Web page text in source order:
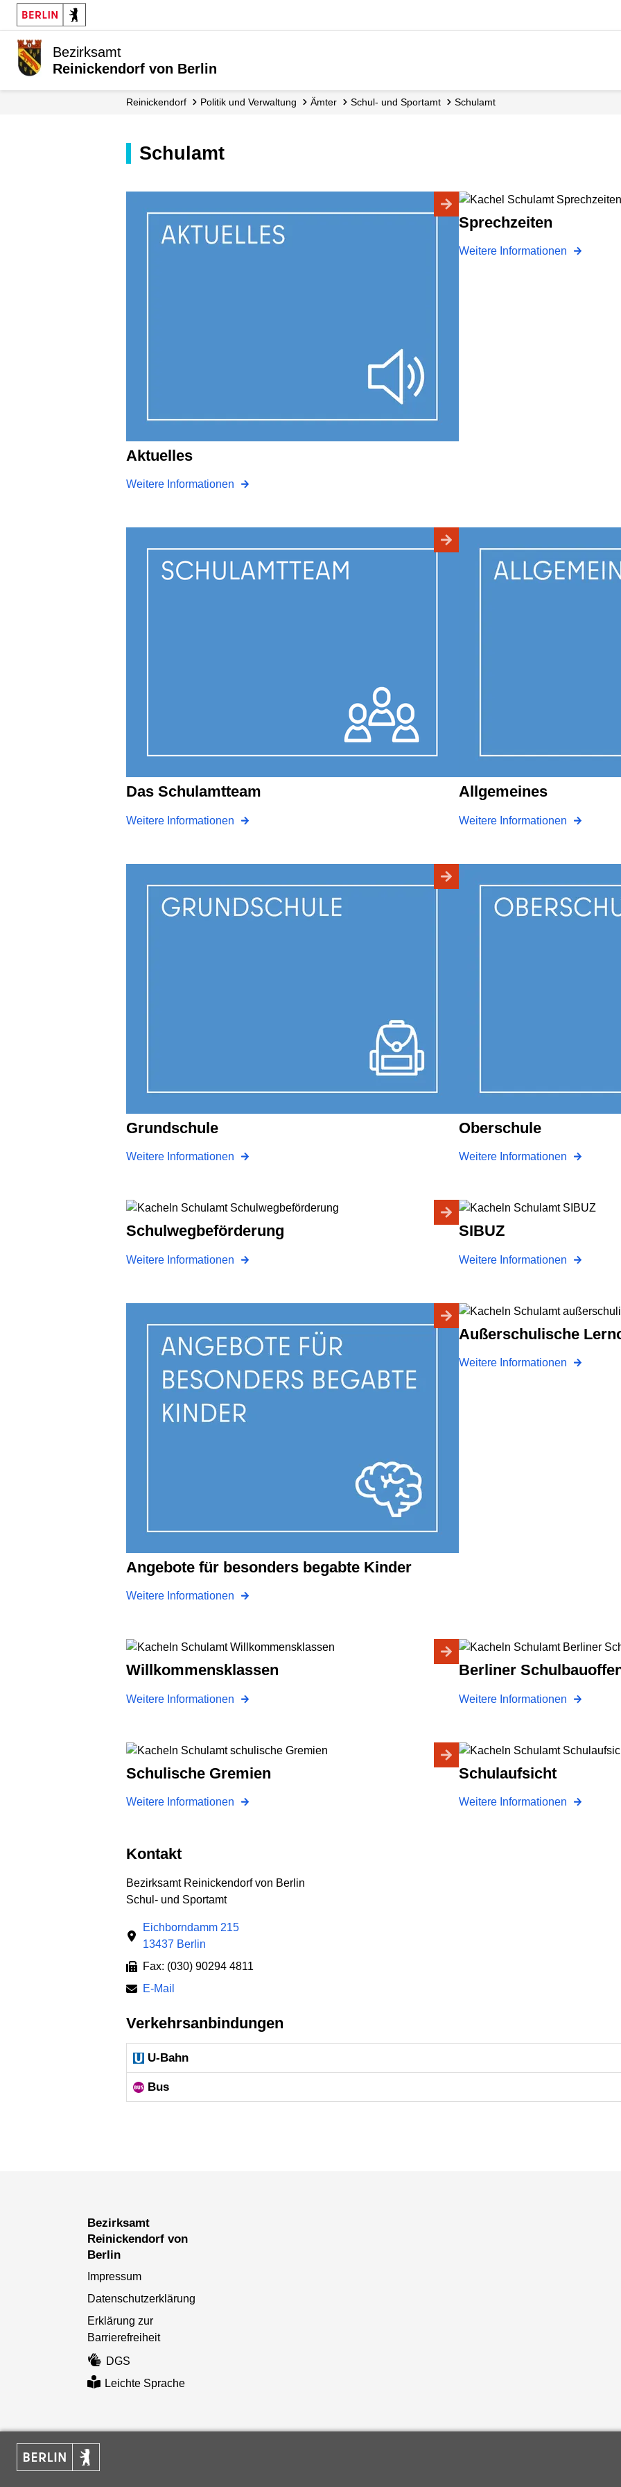
Bezirksamt
Reinickendorf von Berlin
Reinickendorf Politik und Verwaltung Ämter Schul- und Sportamt Schulamt
Schulamt
Aktuelles
Weitere Informationen
Sprechzeiten
Weitere Informationen
Das Schulamtteam
Weitere Informationen
Allgemeines
Weitere Informationen
Grundschule
Weitere Informationen
Oberschule
Weitere Informationen
Schulwegbeförderung
Weitere Informationen
SIBUZ
Weitere Informationen
Angebote für besonders begabte Kinder
Weitere Informationen
Außerschulische
Weitere Informationen
Willkommensklassen
Weitere Informationen
Berliner
Weitere Informationen
Schulische Gremien
Weitere Informationen
Schulaufsicht
Weitere Informationen
Kontakt
Bezirksamt Reinickendorf von Berlin
Schul- und Sportamt
Eichborndamm 215
13437 Berlin
Fax: (030) 90294 4811
E-Mail
Verkehrsanbindungen
U-Bahn
Bus
Bezirksamt
Reinickendorf von
Berlin
Impressum
Datenschutzerklärung
Erklärung zur
Barrierefreiheit
DGS
Leichte Sprache